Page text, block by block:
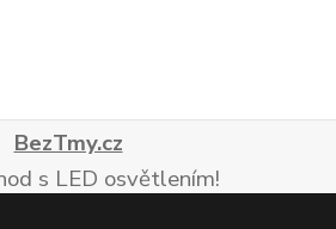
BezTmy.cz
s LED osvětlením!